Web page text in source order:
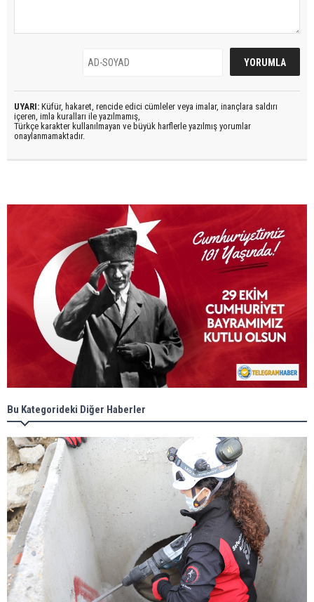
UYARI: Küfür, hakaret, rencide edici cümleler veya imalar, inançlara saldırı
içeren, imla kuralları ile yazılmamış,
Türkçe karakter kullanılmayan ve büyük harflerle yazılmış yorumlar
onaylanmamaktadır.
Bu Kategorideki Diğer Haberler